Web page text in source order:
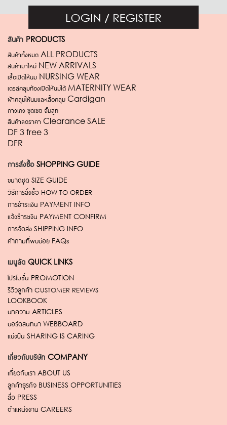
สินค้า PRODUCTS
สินค้าทั้งหมด ALL PRODUCTS
สินค้ามาใหม่ NEW ARRIVALS
เสื้อเปิดให้นม NURSING WEAR
เดรสคลุมท้องเปิดให้นมได้ MATERNITY WEAR
ผ้าคลุมให้นมและเสื้อคลุม Cardigan
กางเกง ชุดเซต จั้มสูท
สินค้าลดราคา Clearance SALE
DF 3 free 3
DFR
การสั่งซื้อ SHOPPING GUIDE
ขนาดชุด SIZE GUIDE
วิธีการสั่งซื้อ HOW TO ORDER
การชำระเงิน PAYMENT INFO
แจ้งชำระเงิน PAYMENT CONFIRM
การจัดส่ง SHIPPING INFO
คำถามที่พบบ่อย FAQs
เมนูลัด QUICK LINKS
โปรโมชั่น PROMOTION
รีวิวลูกค้า CUSTOMER REVIEWS
LOOKBOOK
บทความ ARTICLES
บอร์ดสนทนา WEBBOARD
แบ่งปัน SHARING IS CARING
เกี่ยวกับบริษัท COMPANY
เกี่ยวกับเรา ABOUT US
ลูกค้าธุรกิจ BUSINESS OPPORTUNITIES
สื่อ PRESS
ตำแหน่งงาน CAREERS